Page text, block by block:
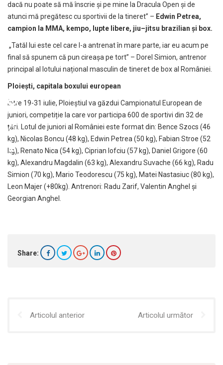
dacă nu poate să mă înscrie și pe mine la Dracula Open și de
atunci mă pregătesc cu sportivii de la tineret” – Edwin Petrea,
campion la MMA, kempo, lupte libere, jiu–jitsu brazilian și box.
„Tatăl lui este cel care l-a antrenat în mare parte, iar eu acum pe
final să spunem că pun cireașa pe tort” – Dorel Simion, antrenor
principal al lotului național masculin de tineret de box al României.
Ploiești, capitala boxului european
Între 19-31 iulie, Ploieștiul va găzdui Campionatul European de
juniori, competiție la care vor participa 600 de sportivi din 32 de
țări. Lotul de juniori al României este format din: Bence Szocs (46
kg), Nicolas Boncu (48 kg), Edwin Petrea (50 kg), Fabian Stroe (52
kg), Renato Nica (54 kg), Ciprian Iofciu (57 kg), Daniel Grigore (60
kg), Alexandru Magdalin (63 kg), Alexandru Suvache (66 kg), Radu
Simion (70 kg), Mario Teodorescu (75 kg), Matei Nastasiuc (80 kg),
Leon Majer (+80kg). Antrenori: Radu Zarif, Valentin Anghel și
Georgian Anghel.
Share:
Articolul anterior Articolul următor